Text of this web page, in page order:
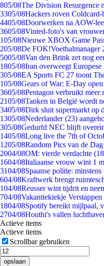
805/08The Division Resurgence
3305/08Hackers roven
4405/08Doorwerken na AOW-
3605/08Vinted-foto's van
105/08Nieuwe XBOX Game
205/08De FOK!Voetbalmanager
5005/08Van den Brink zet nog
1805/08Iran overweegt
305/08EA Sports FC 27 toont
105/08Gears of War: E-Day
3605/08Pentagon verbruikt meer
2105/08Tanken in België wordt
3405/08Dirk sluit supermarkt op
1305/08Nederlander (23)
305/08Gedurfd NEC blijft
1405/08Long live the 7th of
1205/08Random Pics van de
2004/08OM: vierde verdachte
1604/08Italiaanse vrouw wint 1
3104/08Spaanse politie:
604/08Kraftwerk brengt
104/08Reusser wint tijdrit en
704/08Vakantiekiekje
1804/08Spotify bereikt mijlpaal,
2704/08Houthi's vallen
Actieve items
Actieve items
Scrollbar gebruiken
opslaan